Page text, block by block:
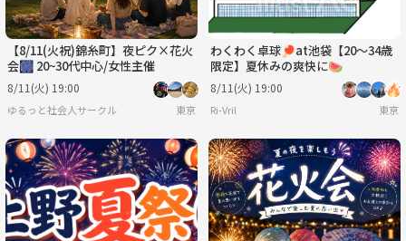
【8/11(火祝)錦糸町】夜ピク×花火
会🎆 20~30代中心/女性主催
8/11(火) 19:00
ゆるっと社会人サークル 東京
わくわく卓球🏓at池袋【20〜34歳
限定】夏休みの爽快に🍉
8/11(火) 19:00
Ri-Vril 東京